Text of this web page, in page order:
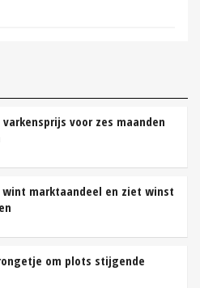
voor zes maanden
wint marktaandeel en ziet winst
om plots stijgende